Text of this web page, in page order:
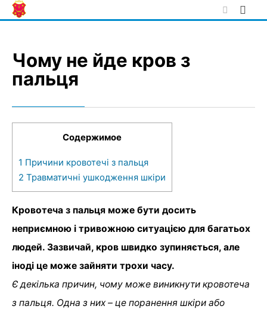
Skip
to
Чому не йде кров з
пальця
Содержимое
1 Причини кровотечі з пальця
2 Травматичні ушкодження шкіри
Кровотеча з пальця може бути досить
неприємною і тривожною ситуацією для багатьох
людей. Зазвичай, кров швидко зупиняється, але
іноді це може зайняти трохи часу.
Є декілька причин, чому може виникнути кровотеча
з пальця. Одна з них – це поранення шкіри або